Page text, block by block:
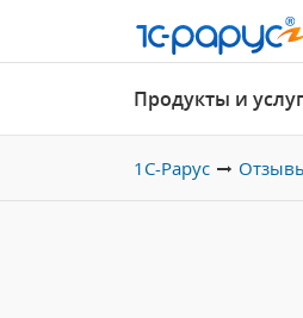
Продукты и
1С-Рарус